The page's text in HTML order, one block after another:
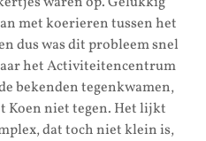
met koerieren tussen het
dus was dit probleem snel
het Activiteitencentrum
bekenden tegenkwamen,
Koen niet tegen. Het lijkt
dat toch niet klein is,